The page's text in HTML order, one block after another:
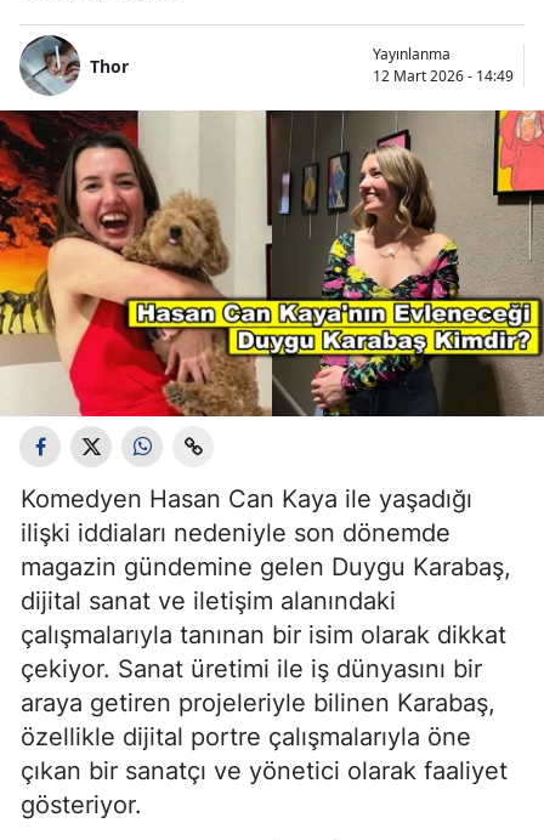
Thor
Yayınlanma
12 Mart 2026 - 14:49
Komedyen Hasan Can Kaya ile yaşadığı
ilişki iddiaları nedeniyle son dönemde
magazin gündemine gelen Duygu Karabaş,
dijital sanat ve iletişim alanındaki
çalışmalarıyla tanınan bir isim olarak dikkat
çekiyor. Sanat üretimi ile iş dünyasını bir
araya getiren projeleriyle bilinen Karabaş,
özellikle dijital portre çalışmalarıyla öne
çıkan bir sanatçı ve yönetici olarak faaliyet
gösteriyor.